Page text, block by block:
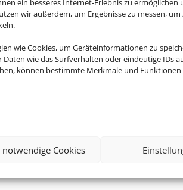
ein besseres Internet-Erlebnis zu ermöglichen
wir außerdem, um Ergebnisse zu messen,
wie Cookies, um Geräteinformationen zu
wie das Surfverhalten oder eindeutige IDs
können bestimmte Merkmale und
Cookies